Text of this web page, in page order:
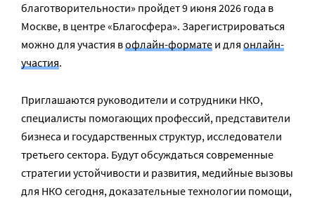
благотворительности» пройдет 9 июня 2026 года в
Москве, в центре «Благосфера». Зарегистрироваться
можно для участия вофлайн-формате и для онлайн-
участия.
Приглашаются руководители и сотрудники НКО,
специалисты помогающих профессий, представители
бизнеса и государственных структур, исследователи
третьего сектора. Будут обсуждаться современные
стратегии устойчивости и развития, медийные вызовы
для НКО сегодня, доказательные технологии помощи,